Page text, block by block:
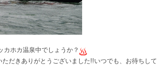
カホカ温泉中でしょうか？
だきありがとうございました!!いつでも、お待ちして